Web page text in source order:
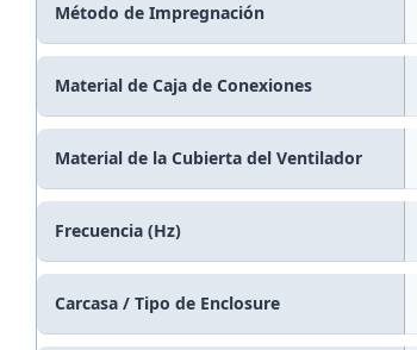
Método de Impregnación
Material de Caja de Conexiones
Material de la Cubierta del Ventilador
Frecuencia (Hz)
Carcasa / Tipo de Enclosure